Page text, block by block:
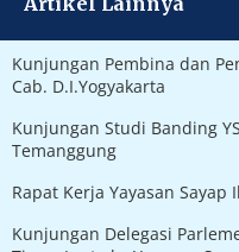
Kunjungan Pembina dan
Cab. D.I.Yogyakarta
Kunjungan Studi Banding
Temanggung
Rapat Kerja Yayasan Sayap
Kunjungan Delegasi